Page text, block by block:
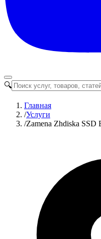
🔍
Главная
/Услуги
/Zamena Zhdiska